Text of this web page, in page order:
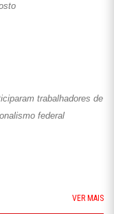
trabalhadores de
federal
VER MAIS